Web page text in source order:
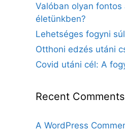
Valóban olyan
életünkben?
Lehetséges fogyni
Otthoni edzés utáni
Covid utáni cél: A
Recent Comments
A WordPress